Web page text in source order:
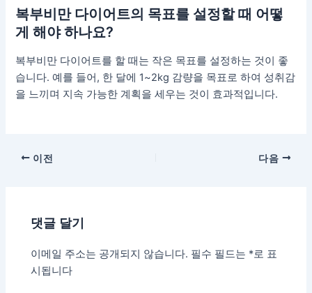
복부비만 다이어트의 목표를 설정할 때 어떻
게 해야 하나요?
복부비만 다이어트를 할 때는 작은 목표를 설정하는 것이 좋
습니다. 예를 들어, 한 달에 1~2kg 감량을 목표로 하여 성취감
을 느끼며 지속 가능한 계획을 세우는 것이 효과적입니다.
이전 다음
댓글 달기
이메일 주소는 공개되지 않습니다. 필수 필드는 *로 표
시됩니다